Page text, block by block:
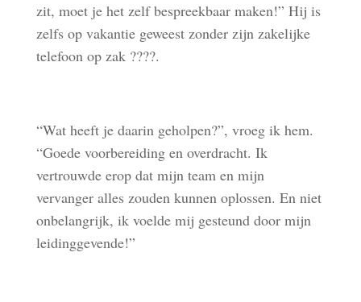
zit, moet je het zelf bespreekbaar maken!” Hij is
zelfs op vakantie geweest zonder zijn zakelijke
telefoon op zak ????.
“Wat heeft je daarin geholpen?”, vroeg ik hem.
“Goede voorbereiding en overdracht. Ik
vertrouwde erop dat mijn team en mijn
vervanger alles zouden kunnen oplossen. En niet
onbelangrijk, ik voelde mij gesteund door mijn
leidinggevende!”